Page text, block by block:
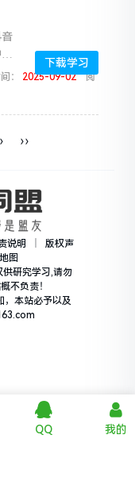
： 2025-09-02阅
下载学习
› ››
说明 ｜版权声
图
研究学习,请勿
不负责！
，本站必予以及
QQ 我的